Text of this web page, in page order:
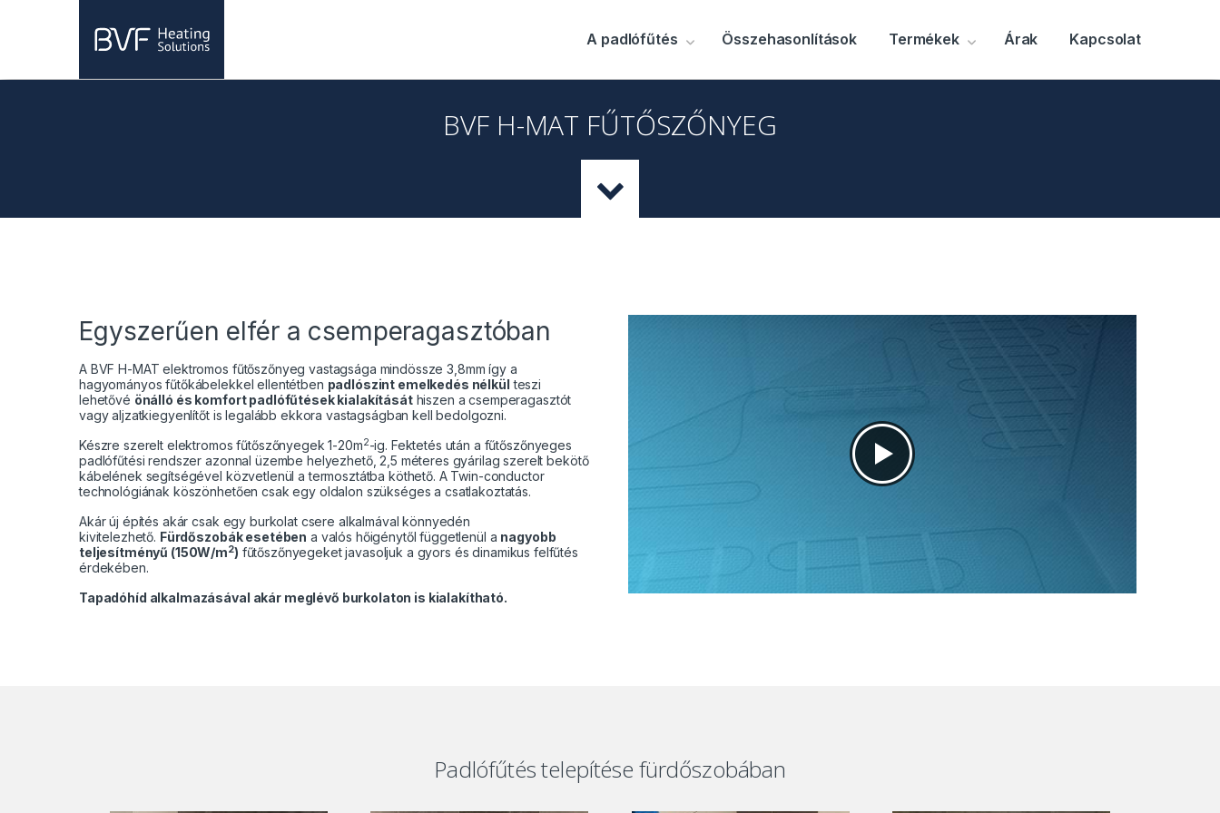
A padlófűtés Összehasonlítások Termékek Árak Kapcsolat
BVF H-MAT FŰTŐSZŐNYEG
Egyszerűen elfér a csemperagasztóban
A BVF H-MAT elektromos fűtőszőnyeg vastagsága mindössze 3,8mm így a
hagyományos fűtőkábelekkel ellentétben padlószint emelkedés nélkül teszi
lehetővé önálló és komfort padlófűtések kialakításáthiszen a csemperagasztót
vagy aljzatkiegyenlítőt is legalább ekkora vastagságban kell bedolgozni.
Készre szerelt elektromos fűtőszőnyegek 1-20m2-ig. Fektetés után a fűtőszőnyeges
padlófűtési rendszer azonnal üzembe helyezhető, 2,5 méteres gyárilag szerelt bekötő
kábelének segítségével közvetlenül a termosztátba köthető. A Twin-conductor
technológiának köszönhetően csak egy oldalon szükséges a csatlakoztatás.
Akár új építés akár csak egy burkolat csere alkalmával könnyedén
kivitelezhető. Fürdőszobák esetében a valós hőigénytől függetlenül a nagyobb
teljesítményű (150W/m2) fűtőszőnyegeket javasoljuk a gyors és dinamikus felfűtés
érdekében.
Tapadóhíd alkalmazásával akár meglévő burkolaton is kialakítható.
Padlófűtés telepítése fürdőszobában